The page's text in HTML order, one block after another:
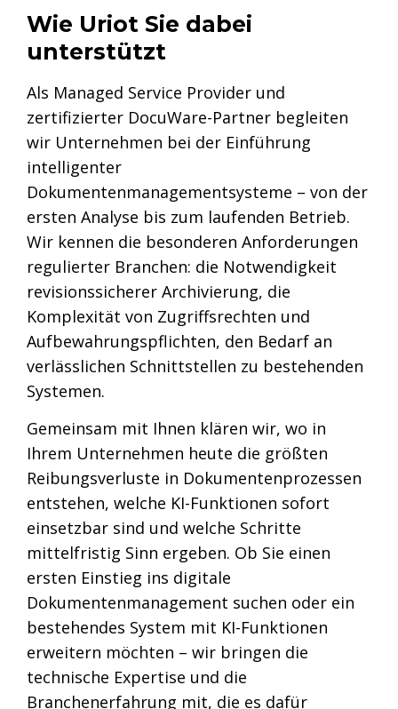
Wie Uriot Sie dabei
unterstützt
Als Managed Service Provider und
zertifizierter DocuWare-Partner begleiten
wir Unternehmen bei der Einführung
intelligenter
Dokumentenmanagementsysteme – von der
ersten Analyse bis zum laufenden Betrieb.
Wir kennen die besonderen Anforderungen
regulierter Branchen: die Notwendigkeit
revisionssicherer Archivierung, die
Komplexität von Zugriffsrechten und
Aufbewahrungspflichten, den Bedarf an
verlässlichen Schnittstellen zu bestehenden
Systemen.
Gemeinsam mit Ihnen klären wir, wo in
Ihrem Unternehmen heute die größten
Reibungsverluste in Dokumentenprozessen
entstehen, welche KI-Funktionen sofort
einsetzbar sind und welche Schritte
mittelfristig Sinn ergeben. Ob Sie einen
ersten Einstieg ins digitale
Dokumentenmanagement suchen oder ein
bestehendes System mit KI-Funktionen
erweitern möchten – wir bringen die
technische Expertise und die
Branchenerfahrung mit, die es dafür